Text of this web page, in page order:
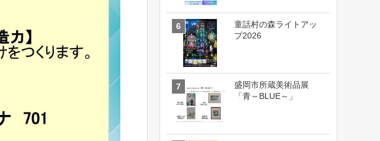
童話村の森ライトアッ
プ2026
盛岡市所蔵美術品展
「青～BLUE～」